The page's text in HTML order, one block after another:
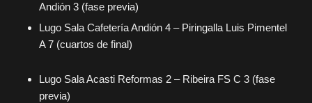
Andión 3 (fase previa)
Lugo Sala Cafetería Andión 4 – Piringalla Luis Pimentel
A 7 (cuartos de final)
Lugo Sala Acasti Reformas 2 – Ribeira FS C 3 (fase
previa)